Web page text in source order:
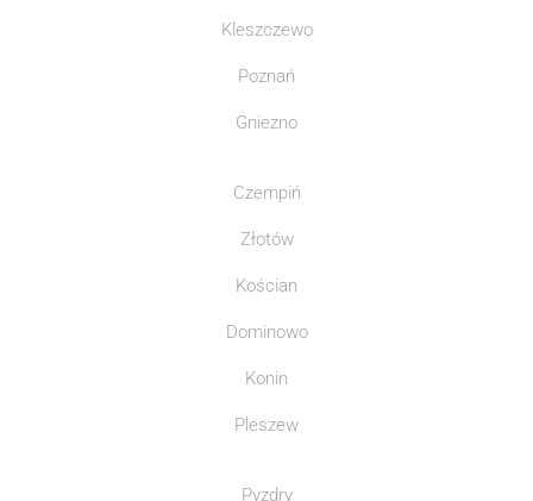
Kleszczewo
Poznań
Gniezno
Czempiń
Złotów
Kościan
Dominowo
Konin
Pleszew
Pyzdry